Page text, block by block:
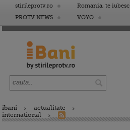
stirileprotv.ro Romania, te iubesc
PROTV NEWS
VOYO
ibani
actualitate
international